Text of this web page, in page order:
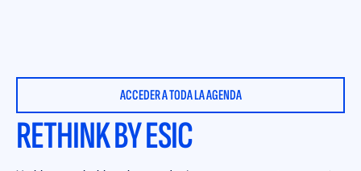
ACCEDER A TODA LA AGENDA
RETHINK BY ESIC